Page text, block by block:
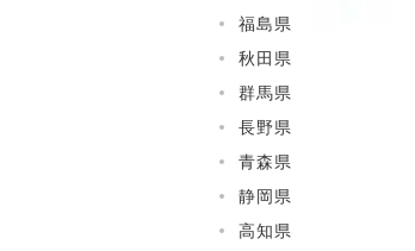
福島県
秋田県
群馬県
長野県
青森県
静岡県
高知県